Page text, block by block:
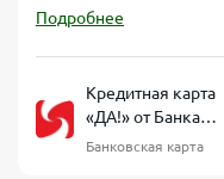
Подробнее
Кредитная карта
«ДА!» от Банка
Синара
Банковская карта